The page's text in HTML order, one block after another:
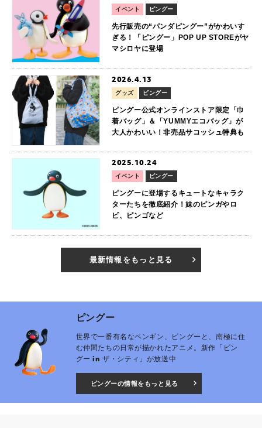
イベント ピングー
先行販売の“パンダピングー”がかわいす
ぎる！「ピングー」POP UP STOREがヤ
マシロヤに登場
2026.4.13
グッズ ピングー
ピングー公式オンラインストア限定「巾
着バッグ」＆「YUMMYエコバッグ」が
大人かわいい！非売品サコッシュ特典も
2025.10.24
イベント ピングー
ピングーに登場するキュートなキャラク
ターたちを徹底紹介！妹のピンガやロ
ビ、ピンゴなど
最新情報をもっと見る
ピングー
世界で一番有名なペンギン、ピングーと、南極に住
む仲間たちの日常が描かれたアニメ。新作「ピン
グー in ザ・シティ」が放送中
ピングーの情報をもっと見る